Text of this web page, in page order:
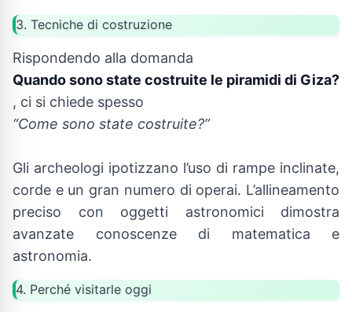
3. Tecniche di costruzione
Rispondendo alla domanda
Quando sono state costruite le piramidi di Giza?
, ci si chiede spesso
“Come sono state costruite?”
Gli archeologi ipotizzano l’uso di rampe inclinate,
corde e un gran numero di operai. L’allineamento
preciso con oggetti astronomici dimostra
avanzate conoscenze di matematica e
astronomia.
4. Perché visitarle oggi